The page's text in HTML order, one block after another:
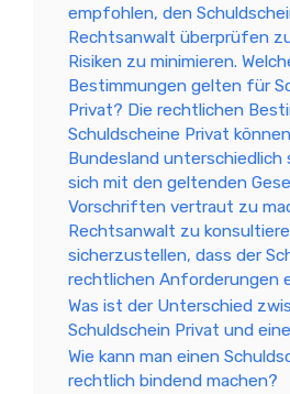
empfohlen, den
Rechtsanwalt überprüfen
Risiken zu minimieren.
Bestimmungen gelten für
Privat? Die rechtlichen
Schuldscheine Privat
Bundesland unterschiedlich
sich mit den geltenden
Vorschriften vertraut zu
Rechtsanwalt zu
sicherzustellen, dass der
rechtlichen Anforderungen
Was ist der Unterschied
Schuldschein Privat und
Wie kann man einen
rechtlich bindend machen?